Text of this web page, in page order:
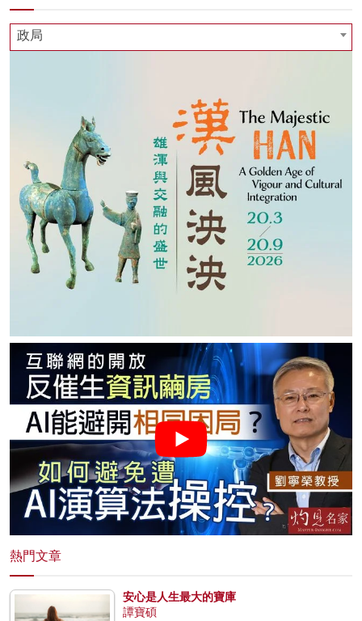
政局
熱門文章
安心是人生最大的寶庫
譚寶碩